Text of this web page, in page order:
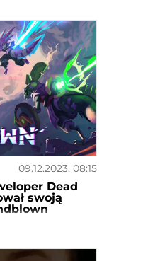
09.12.2023, 08:15
Dead
swoją